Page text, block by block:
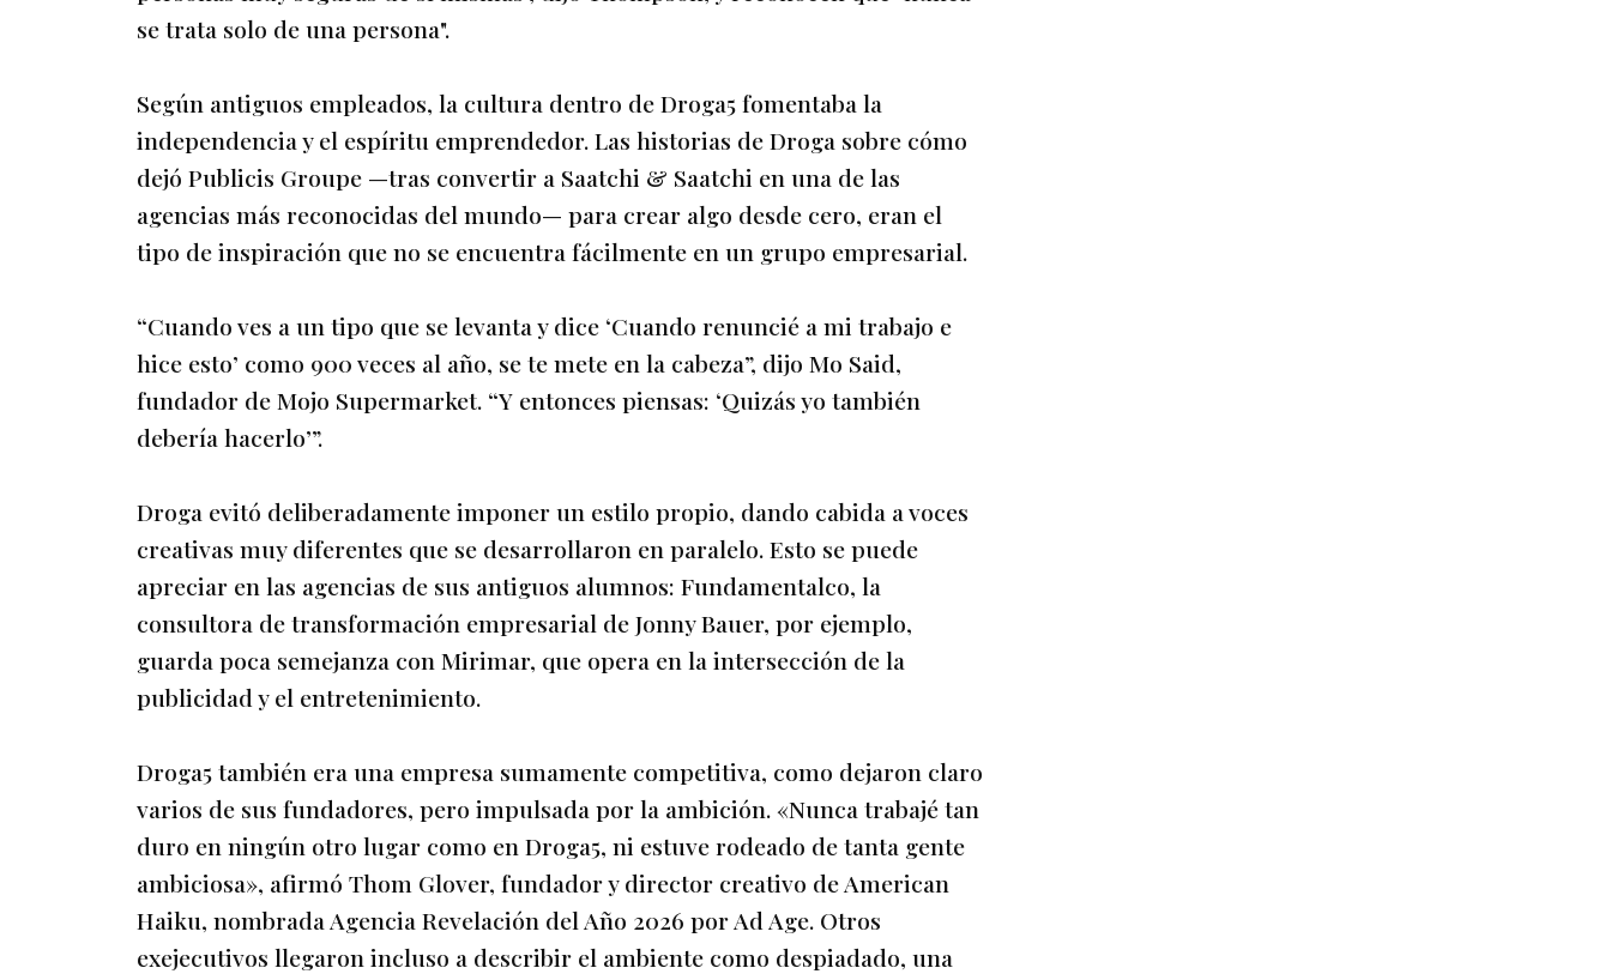
se trata solo de una persona".
Según antiguos empleados, la cultura dentro de Droga5 fomentaba la
independencia y el espíritu emprendedor. Las historias de Droga sobre cómo
dejó Publicis Groupe —tras convertir a Saatchi & Saatchi en una de las
agencias más reconocidas del mundo— para crear algo desde cero, eran el
tipo de inspiración que no se encuentra fácilmente en un grupo empresarial.
“Cuando ves a un tipo que se levanta y dice ‘Cuando renuncié a mi trabajo e
hice esto’ como 900 veces al año, se te mete en la cabeza”, dijo Mo Said,
fundador de Mojo Supermarket. “Y entonces piensas: ‘Quizás yo también
debería hacerlo’”.
Droga evitó deliberadamente imponer un estilo propio, dando cabida a voces
creativas muy diferentes que se desarrollaron en paralelo. Esto se puede
apreciar en las agencias de sus antiguos alumnos: Fundamentalco, la
consultora de transformación empresarial de Jonny Bauer, por ejemplo,
guarda poca semejanza con Mirimar, que opera en la intersección de la
publicidad y el entretenimiento.
Droga5 también era una empresa sumamente competitiva, como dejaron claro
varios de sus fundadores, pero impulsada por la ambición. «Nunca trabajé tan
duro en ningún otro lugar como en Droga5, ni estuve rodeado de tanta gente
ambiciosa», afirmó Thom Glover, fundador y director creativo de American
Haiku, nombrada Agencia Revelación del Año 2026 por Ad Age. Otros
exejecutivos llegaron incluso a describir el ambiente como despiadado, una